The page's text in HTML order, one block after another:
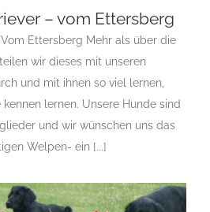
– vom Ettersberg
8-Sektion 1 Gruppe 8-Sektion 1
Retriever Gruppe 8-Sektion 1-
Landesgruppe Retriever
Rassehunde
– vom Ettersberg
Ettersberg Mehr als über die
wir dieses mit unseren
und mit ihnen so viel lernen,
lernen. Unsere Hunde sind
und wir wünschen uns das
Welpen- ein [...]